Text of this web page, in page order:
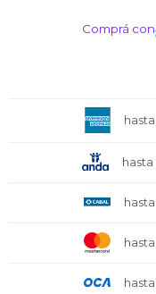
Comprá con
hasta